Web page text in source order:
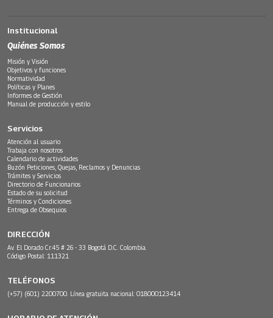
Institucional
Quiénes Somos
Misión y Visión
Objetivos y funciones
Normatividad
Políticas y Planes
Informes de Gestión
Manual de producción y estilo
Servicios
Atención al usuario
Trabaja con nosotros
Calendario de actividades
Buzón Peticiones, Quejas, Reclamos y Denuncias
Trámites y Servicios
Directorio de Funcionarios
Estado de su solicitud
Términos y Condiciones
Entrega de Obsequios
DIRECCIÓN
Av. El Dorado Cr.45 # 26 - 33 Bogotá D.C. Colombia.
Código Postal: 111321
TELÉFONOS
(+57) (601) 2200700. Línea gratuita nacional: 018000123414